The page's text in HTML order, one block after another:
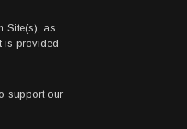
Site(s), as
is provided
support our